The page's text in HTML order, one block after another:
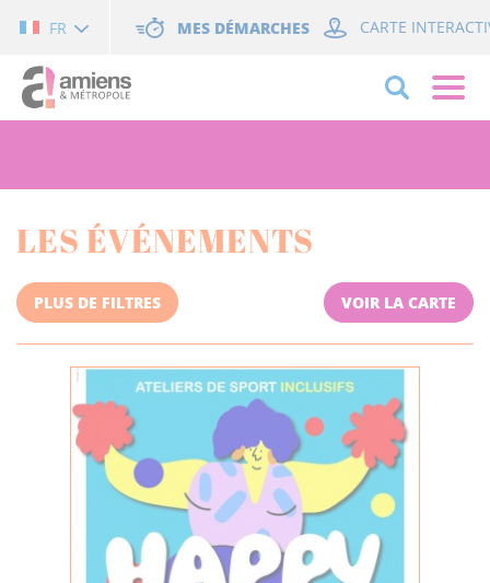
FR MES DÉMARCHES CARTE
LES ÉVÉNEMENTS
PLUS DE FILTRES VOIR LA CARTE